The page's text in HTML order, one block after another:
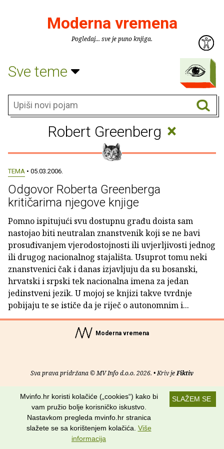
Moderna vremena
Pogledaj... sve je puno knjiga.
Sve teme
Robert Greenberg ×
TEMA • 05.03.2006.
Odgovor Roberta Greenberga
kritičarima njegove knjige
Pomno ispitujući svu dostupnu građu doista sam
nastojao biti neutralan znanstvenik koji se ne bavi
prosuđivanjem vjerodostojnosti ili uvjerljivosti jednog
ili drugog nacionalnog stajališta. Usuprot tomu neki
znanstvenici čak i danas izjavljuju da su bosanski,
hrvatski i srpski tek nacionalna imena za jedan
jedinstveni jezik. U mojoj se knjizi takve tvrdnje
pobijaju te se ističe da je riječ o autonomnim i...
Moderna vremena
Sva prava pridržana © MV Info d.o.o. 2026. • Kriv jeFiktiv
O nama • Pomoć• Uvjeti korištenja• RSS kanali
Potraži nas na:
SLAŽEM SE
Mvinfo.hr koristi kolačiće („cookies“) kako bi
vam pružio bolje korisničko iskustvo.
Nastavkom pregleda mvinfo.hr stranica
slažete se sa korištenjem kolačića. Više
informacija